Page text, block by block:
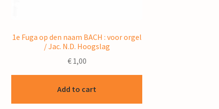
1e Fuga op den naam BACH : voor orgel
/ Jac. N.D. Hoogslag
€1,00
Add to cart